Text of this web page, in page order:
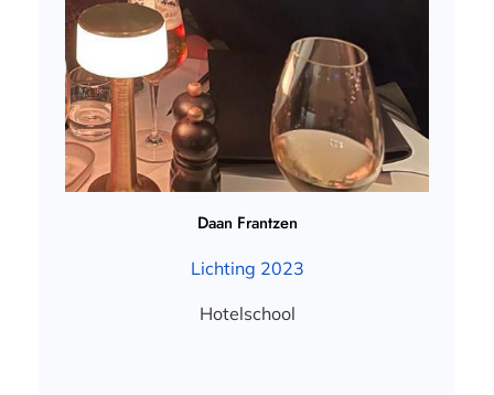
Daan Frantzen
Lichting 2023
Hotelschool